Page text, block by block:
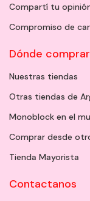
Compartí tu
Compromiso de
Dónde comprar
Nuestras tiendas
Otras tiendas de
Monoblock en el
Comprar desde
Tienda Mayorista
Contactanos